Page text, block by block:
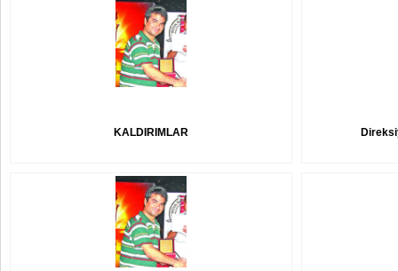
KALDIRIMLAR